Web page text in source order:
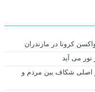
نور می آید
اصلی شکاف بین مردم و